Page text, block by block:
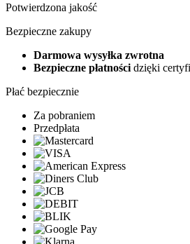
Potwierdzona jakość
Bezpieczne zakupy
Darmowa wysyłka zwrotna
Bezpieczne płatności dzięki
Płać bezpiecznie
Za pobraniem
Przedpłata